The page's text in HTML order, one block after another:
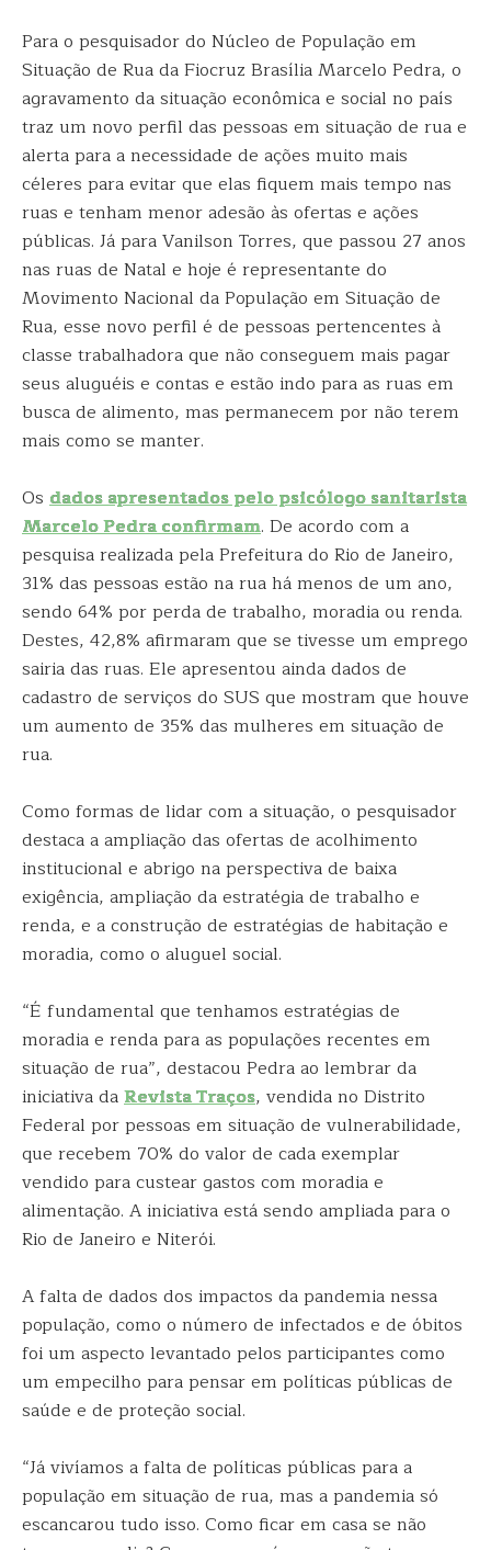
Para o pesquisador do Núcleo de População em
Situação de Rua da Fiocruz Brasília Marcelo Pedra, o
agravamento da situação econômica e social no país
traz um novo perfil das pessoas em situação de rua e
alerta para a necessidade de ações muito mais
céleres para evitar que elas fiquem mais tempo nas
ruas e tenham menor adesão às ofertas e ações
públicas. Já para Vanilson Torres, que passou 27 anos
nas ruas de Natal e hoje é representante do
Movimento Nacional da População em Situação de
Rua, esse novo perfil é de pessoas pertencentes à
classe trabalhadora que não conseguem mais pagar
seus aluguéis e contas e estão indo para as ruas em
busca de alimento, mas permanecem por não terem
mais como se manter.
Os dados apresentados pelo psicólogo sanitarista
Marcelo Pedra confirmam. De acordo com a
pesquisa realizada pela Prefeitura do Rio de Janeiro,
31% das pessoas estão na rua há menos de um ano,
sendo 64% por perda de trabalho, moradia ou renda.
Destes, 42,8% afirmaram que se tivesse um emprego
sairia das ruas. Ele apresentou ainda dados de
cadastro de serviços do SUS que mostram que houve
um aumento de 35% das mulheres em situação de
rua.
Como formas de lidar com a situação, o pesquisador
destaca a ampliação das ofertas de acolhimento
institucional e abrigo na perspectiva de baixa
exigência, ampliação da estratégia de trabalho e
renda, e a construção de estratégias de habitação e
moradia, como o aluguel social.
“É fundamental que tenhamos estratégias de
moradia e renda para as populações recentes em
situação de rua”, destacou Pedra ao lembrar da
iniciativa daRevista Traços, vendida no Distrito
Federal por pessoas em situação de vulnerabilidade,
que recebem 70% do valor de cada exemplar
vendido para custear gastos com moradia e
alimentação. A iniciativa está sendo ampliada para o
Rio de Janeiro e Niterói.
A falta de dados dos impactos da pandemia nessa
população, como o número de infectados e de óbitos
foi um aspecto levantado pelos participantes como
um empecilho para pensar em políticas públicas de
saúde e de proteção social.
“Já vivíamos a falta de políticas públicas para a
população em situação de rua, mas a pandemia só
escancarou tudo isso. Como ficar em casa se não